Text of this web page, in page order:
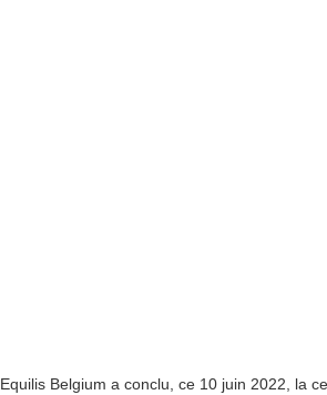
Equilis Belgium a conclu, ce 10 juin 2022, la